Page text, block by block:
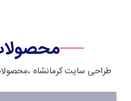
طراحی سایت کرمانشاه